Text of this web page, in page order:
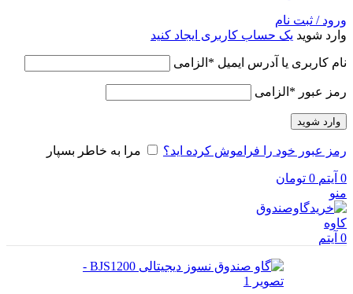
ورود / ثبت نام
وارد شوید یک حساب کاربری ایجاد کنید
نام کاربری یا آدرس ایمیل * الزامی
رمز عبور * الزامی
وارد شوید
رمز عبور خود را فراموش کرده اید؟ مرا به خاطر بسپار
0 آیتم 0 تومان
منو
0 آیتم